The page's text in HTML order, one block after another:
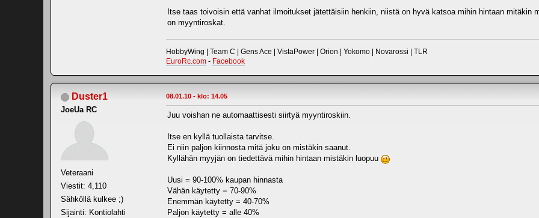
Itse taas toivoisin että vanhat ilmoitukset jätettäisiin henkiin, niistä on hyvä katsoa mihin hintaan mitäkin
on myyntiroskat.
HobbyWing | Team C | Gens Ace | VistaPower | Orion | Yokomo | Novarossi | TLR
EuroRc.com - Facebook
Duster1
JoeUa RC
Veteraani
Viestit: 4,110
Sähköllä kulkee ;)
Sijainti: Kontiolahti
08.01.10 - klo: 14.05
Juu voishan ne automaattisesti siirtyä myyntiroskiin.
Itse en kyllä tuollaista tarvitse.
Ei niin paljon kiinnosta mitä joku on mistäkin saanut.
Kyllähän myyjän on tiedettävä mihin hintaan mistäkin luopuu
Uusi = 90-100% kaupan hinnasta
Vähän käytetty = 70-90%
Enemmän käytetty = 40-70%
Paljon käytetty = alle 40%